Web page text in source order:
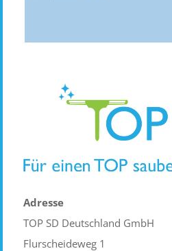
Adresse
TOP SD Deutschland GmbH
Flurscheideweg 1